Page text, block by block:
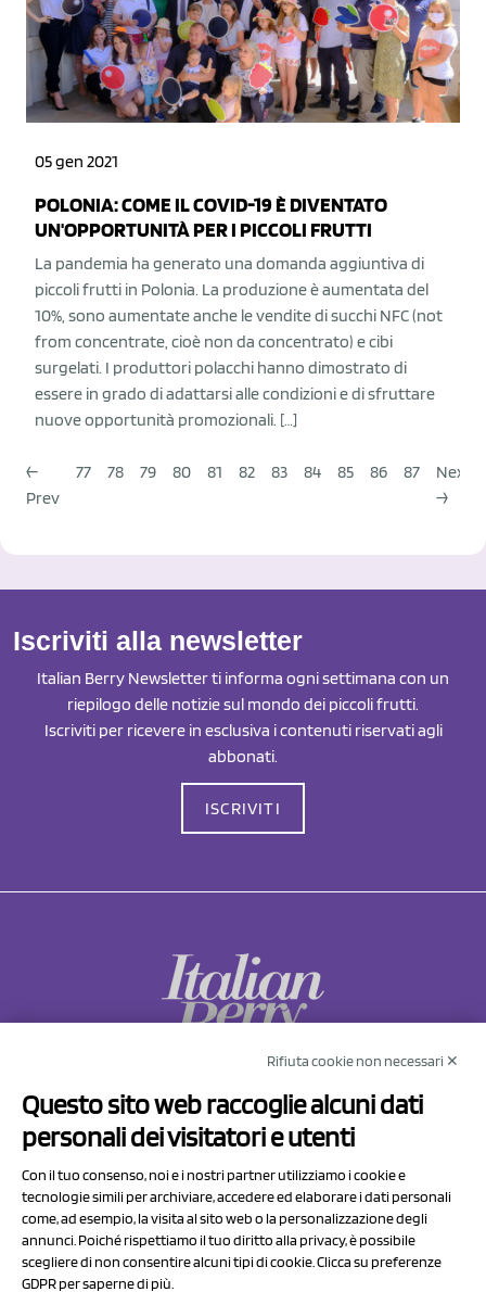
05 gen 2021
POLONIA: COME IL COVID-19 È DIVENTATO
UN'OPPORTUNITÀ PER I PICCOLI FRUTTI
La pandemia ha generato una domanda aggiuntiva di
piccoli frutti in Polonia. La produzione è aumentata del
10%, sono aumentate anche le vendite di succhi NFC (not
from concentrate, cioè non da concentrato) e cibi
surgelati. I produttori polacchi hanno dimostrato di
essere in grado di adattarsi alle condizioni e di sfruttare
nuove opportunità promozionali. […]
←
Prev
77 78 79 80 81 82 83 84 85 86 87
Next
→
Iscriviti alla newsletter
Italian Berry Newsletter ti informa ogni settimana con un
riepilogo delle notizie sul mondo dei piccoli frutti.
Iscriviti per ricevere in esclusiva i contenuti riservati agli
abbonati.
ISCRIVITI
Via Prov.le Sassuolo Vignola 315/1
41057 Spilamberto (MO)
P.I/C.F. 01041460369
REA: MO 208553
Capitale sociale Euro 50.000,00 i.v.
Rifiuta cookie non necessari ✕
Questo sito web raccoglie alcuni dati
personali dei visitatori e utenti
Con il tuo consenso, noi e i nostri partner utilizziamo i cookie e
tecnologie simili per archiviare, accedere ed elaborare i dati personali
come, ad esempio, la visita al sito web o la personalizzazione degli
annunci. Poiché rispettiamo il tuo diritto alla privacy, è possibile
scegliere di non consentire alcuni tipi di cookie. Clicca su preferenze
GDPR per saperne di più.